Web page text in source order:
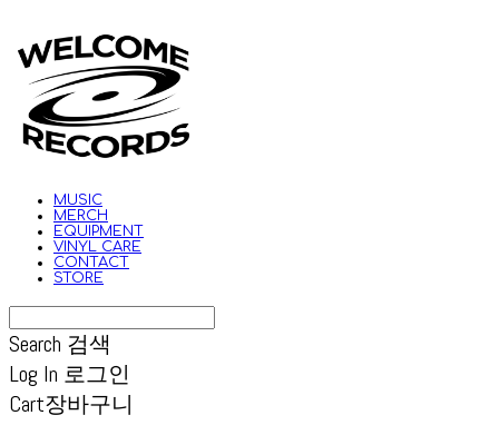
MUSIC
MERCH
EQUIPMENT
VINYL CARE
CONTACT
STORE
Search 검색
Log In 로그인
Cart장바구니